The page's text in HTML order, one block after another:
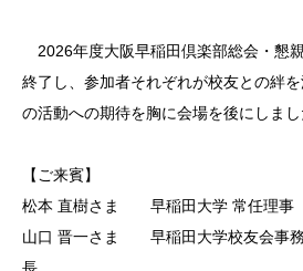
2026年度大阪早稲田倶楽部総会・懇
終了し、参加者それぞれが校友との絆
の活動への期待を胸に会場を後にしまし
【ご来賓】
松本 直樹さま 早稲田大学 常任理事
山口 晋一さま 早稲田大学校友会事